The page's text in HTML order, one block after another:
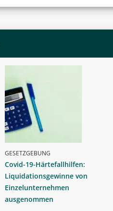
GESETZGEBUNG
Covid-19-Härtefallhilfen:
Liquidationsgewinne von
Einzelunternehmen
ausgenommen